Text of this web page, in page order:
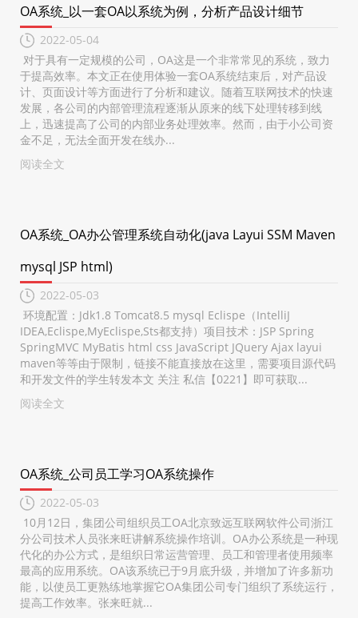
OA系统_以一套OA以系统为例，分析产品设计细节
2022-05-04
对于具有一定规模的公司，OA这是一个非常常见的系统，致力
于提高效率。本文正在使用体验一套OA系统结束后，对产品设
计、页面设计等方面进行了分析和建议。随着互联网技术的快速
发展，各公司的内部管理流程逐渐从原来的线下处理转移到线
上，迅速提高了公司的内部业务处理效率。然而，由于小公司资
金不足，无法全面开发在线办...
阅读全文
OA系统_OA办公管理系统自动化(java Layui SSM Maven
mysql JSP html)
2022-05-03
环境配置：Jdk1.8 Tomcat8.5 mysql Eclispe（IntelliJ
IDEA,Eclispe,MyEclispe,Sts都支持）项目技术：JSP Spring
SpringMVC MyBatis html css JavaScript JQuery Ajax layui
maven等等由于限制，链接不能直接放在这里，需要项目源代码
和开发文件的学生转发本文 关注 私信【0221】即可获取...
阅读全文
OA系统_公司员工学习OA系统操作
2022-05-03
10月12日，集团公司组织员工OA北京致远互联网软件公司浙江
分公司技术人员张来旺讲解系统操作培训。OA办公系统是一种现
代化的办公方式，是组织日常运营管理、员工和管理者使用频率
最高的应用系统。OA该系统已于9月底升级，并增加了许多新功
能，以使员工更熟练地掌握它OA集团公司专门组织了系统运行，
提高工作效率。张来旺就...